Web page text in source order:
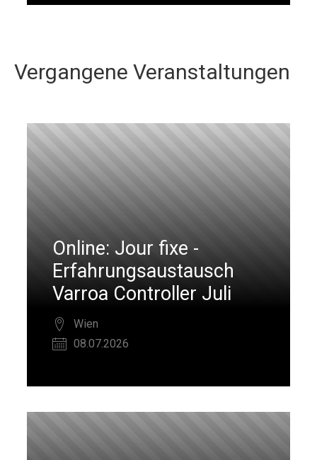
Vergangene Veranstaltungen
Online: Jour fixe -
Erfahrungsaustausch
Varroa Controller Juli
Wien
08.07.2026